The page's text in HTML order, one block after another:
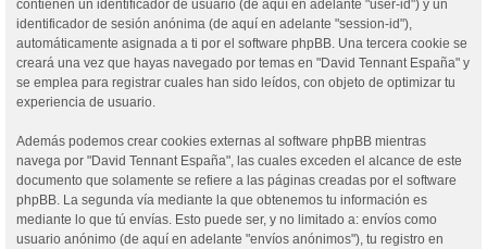
contienen un identificador de usuario (de aquí en adelante "user-id") y un
identificador de sesión anónima (de aquí en adelante "session-id"),
automáticamente asignada a ti por el software phpBB. Una tercera cookie se
creará una vez que hayas navegado por temas en "David Tennant España" y
se emplea para registrar cuales han sido leídos, con objeto de optimizar tu
experiencia de usuario.
Además podemos crear cookies externas al software phpBB mientras
navega por "David Tennant España", las cuales exceden el alcance de este
documento que solamente se refiere a las páginas creadas por el software
phpBB. La segunda vía mediante la que obtenemos tu información es
mediante lo que tú envías. Esto puede ser, y no limitado a: envíos como
usuario anónimo (de aquí en adelante "envíos anónimos"), tu registro en